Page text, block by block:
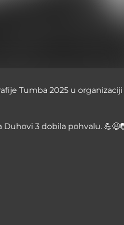
Tumba 2025 u organizaciji
3 dobila pohvalu.